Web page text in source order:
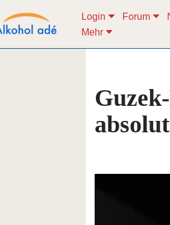
Login Forum
Mehr